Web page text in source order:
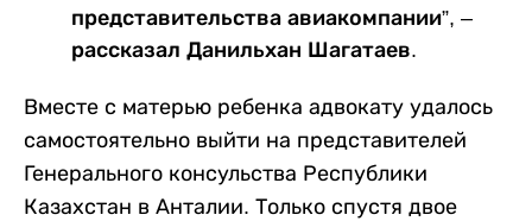
представительства авиакомпании”, –
рассказал Данильхан Шагатаев.
Вместе с матерью ребенка адвокату удалось
самостоятельно выйти на представителей
Генерального консульства Республики
Казахстан в Анталии. Только спустя двое